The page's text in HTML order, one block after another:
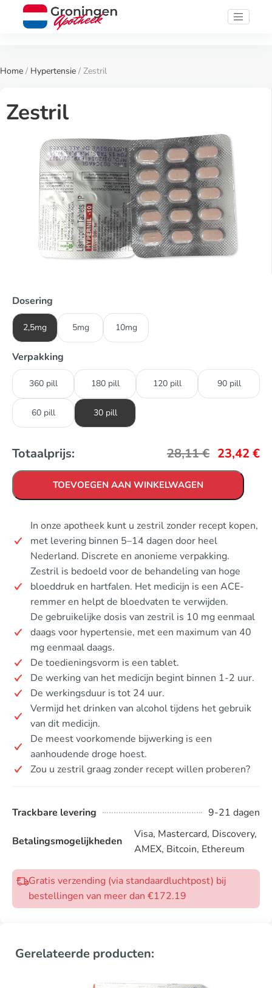
Home / Hypertensie / Zestril
Zestril
Dosering
2,5mg 5mg 10mg
Verpakking
360 pill 180 pill 120 pill 90 pill
60 pill 30 pill
Totaalprijs: 28,11€ 23,42 €
TOEVOEGEN AAN WINKELWAGEN
In onze apotheek kunt u zestril zonder recept kopen,
met levering binnen 5–14 dagen door heel
Nederland. Discrete en anonieme verpakking.
Zestril is bedoeld voor de behandeling van hoge
bloeddruk en hartfalen. Het medicijn is een ACE-
remmer en helpt de bloedvaten te verwijden.
De gebruikelijke dosis van zestril is 10 mg eenmaal
daags voor hypertensie, met een maximum van 40
mg eenmaal daags.
De toedieningsvorm is een tablet.
De werking van het medicijn begint binnen 1-2 uur.
De werkingsduur is tot 24 uur.
Vermijd het drinken van alcohol tijdens het gebruik
van dit medicijn.
De meest voorkomende bijwerking is een
aanhoudende droge hoest.
Zou u zestril graag zonder recept willen proberen?
Trackbare levering 9-21 dagen
Betalingsmogelijkheden
Visa, Mastercard, Discovery,
AMEX, Bitcoin, Ethereum
Gratis verzending (via standaardluchtpost) bij
bestellingen van meer dan €172.19
Gerelateerde producten: